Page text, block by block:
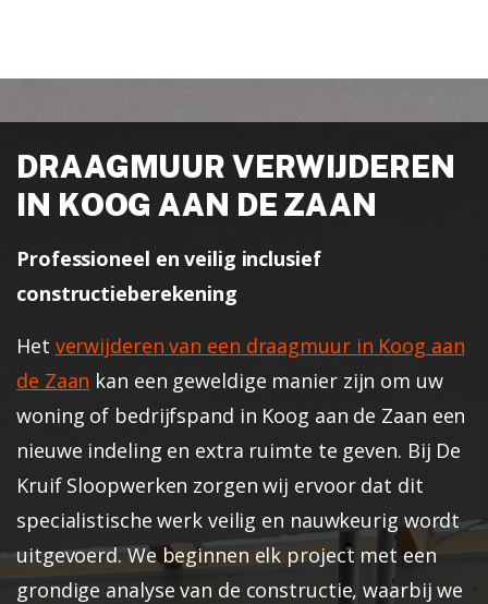
DRAAGMUUR VERWIJDEREN
IN KOOG AAN DE ZAAN
Professioneel en veilig inclusief
constructieberekening
Het verwijderen van een draagmuur in Koog aan
de Zaan kan een geweldige manier zijn om uw
woning of bedrijfspand in Koog aan de Zaan een
nieuwe indeling en extra ruimte te geven. Bij De
Kruif Sloopwerken zorgen wij ervoor dat dit
specialistische werk veilig en nauwkeurig wordt
uitgevoerd. We beginnen elk project met een
grondige analyse van de constructie, waarbij we